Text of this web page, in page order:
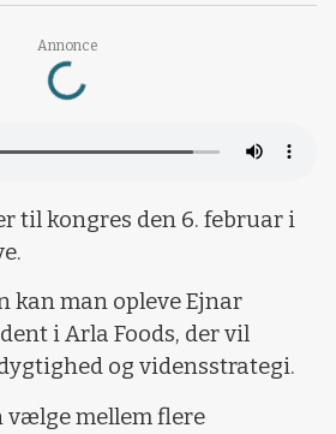
Annonce
Loading...
til kongres den 6. februar i
kan man opleve Ejnar
i Arla Foods, der vil
og vidensstrategi.
vælge mellem flere